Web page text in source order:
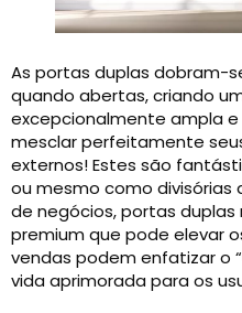
As portas duplas dobram-
quando abertas, criando
excepcionalmente ampla
mesclar perfeitamente
externos! Estes são
ou mesmo como divisórias
de negócios, portas
premium que pode elevar
vendas podem enfatizar o
vida aprimorada para os